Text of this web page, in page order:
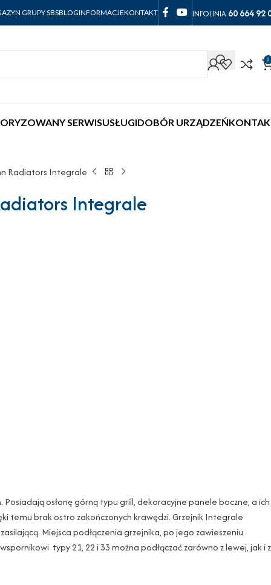
GRUPY SBSBLOGINFORMACJEKONTAKT INFOLINIA 60 664 92
0
SERWISUSŁUGIDOBÓR URZĄDZEŃ
Radiators Integrale
Integrale
osłonę górną typu grill, dekoracyjne panele boczne, a ich
temu brak ostro zakończonych krawędzi. Grzejnik Integrale
Miejsca podłączenia grzejnika, po jego zawieszeniu
typy 21, 22 i 33 można podłączać zarówno z lewej, jak i z